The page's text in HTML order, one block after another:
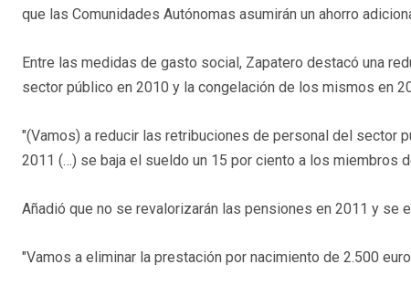
que las Comunidades Autónomas asumirán un ahorro
Entre las medidas de gasto social, Zapatero destacó una
sector público en 2010 y la congelación de los mismos en
"(Vamos) a reducir las retribuciones de personal del sector
2011 (…) se baja el sueldo un 15 por ciento a los miembros
Añadió que no se revalorizarán las pensiones en 2011 y se
"Vamos a eliminar la prestación por nacimiento de 2.500